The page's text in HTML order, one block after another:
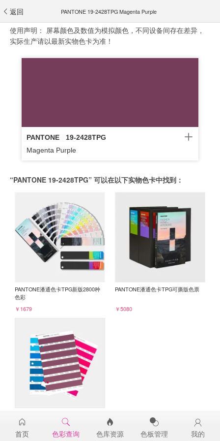
返回 PANTONE 19-2428TPG Magenta Purple
使用声明： 屏幕颜色及数值为模拟颜色，不同设备间存在差异，
实际生产请以最新实物色卡为准！
PANTONE
19-2428TPG
Magenta Purple
“PANTONE 19-2428TPG” 可以在以下实物色卡中找到：
PANTONE潘通色卡TPG新版2800种
色彩
￥1679
PANTONE潘通色卡TPG可撕版色票
￥5080
19-2428TPG
￥98
首页 色彩查询 色库资源 色板管理 我的